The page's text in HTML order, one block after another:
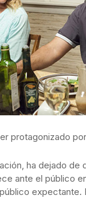
protagonizado
ha dejado
ante el público
expectante.